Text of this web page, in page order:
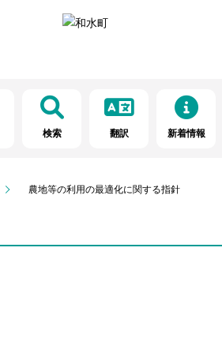
検索 翻訳 新着情報
農地等の利用の最適化に関する指針